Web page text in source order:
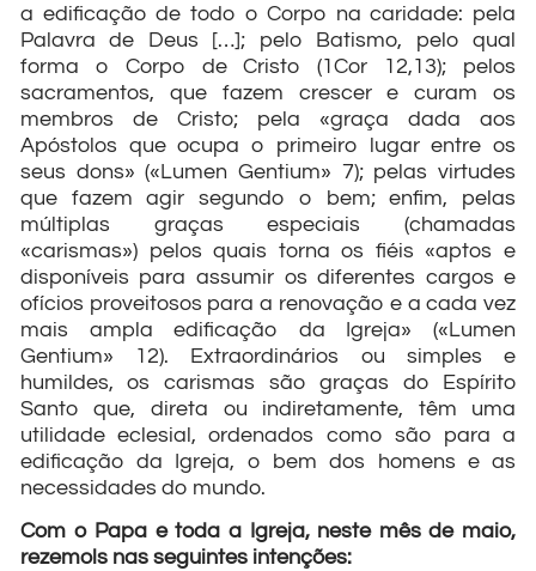
a edificação de todo o Corpo na caridade: pela
Palavra de Deus […]; pelo Batismo, pelo qual
forma o Corpo de Cristo (1Cor 12,13); pelos
sacramentos, que fazem crescer e curam os
membros de Cristo; pela «graça dada aos
Apóstolos que ocupa o primeiro lugar entre os
seus dons» («Lumen Gentium» 7); pelas virtudes
que fazem agir segundo o bem; enfim, pelas
múltiplas graças especiais (chamadas
«carismas») pelos quais torna os fiéis «aptos e
disponíveis para assumir os diferentes cargos e
ofícios proveitosos para a renovação e a cada vez
mais ampla edificação da Igreja» («Lumen
Gentium» 12). Extraordinários ou simples e
humildes, os carismas são graças do Espírito
Santo que, direta ou indiretamente, têm uma
utilidade eclesial, ordenados como são para a
edificação da Igreja, o bem dos homens e as
necessidades do mundo.
Com o Papa e toda a Igreja, neste mês de maio,
rezemols nas seguintes intenções: